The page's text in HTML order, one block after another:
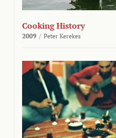
Cooking History
2009 / Peter Kerekes